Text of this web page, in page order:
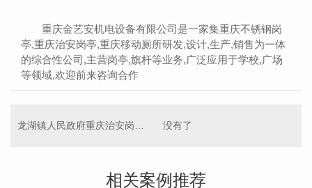
重庆金艺安机电设备有限公司是一家集重庆不锈钢岗
亭,重庆治安岗亭,重庆移动厕所研发,设计,生产,销售为一体
的综合性公司,主营岗亭,旗杆等业务,广泛应用于学校,广场
等领域,欢迎前来咨询合作
龙湖镇人民政府重庆治安岗亭定制案例 没有了
相关案例推荐